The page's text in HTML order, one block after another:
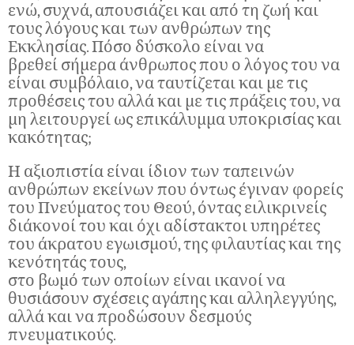
ενώ, συχνά, απουσιάζει και από τη ζωή και
τους λόγους και των ανθρώπων της
Εκκλησίας. Πόσο δύσκολο είναι να
βρεθεί σήμερα άνθρωπος που ο λόγος του να
είναι συμβόλαιο, να ταυτίζεται και με τις
προθέσεις του αλλά και με τις πράξεις του, να
μη λειτουργεί ως επικάλυμμα υποκρισίας και
κακότητας;
Η αξιοπιστία είναι ίδιον των ταπεινών
ανθρώπων εκείνων που όντως έγιναν φορείς
του Πνεύματος του Θεού, όντας ειλικρινείς
διάκονοί του και όχι αδίστακτοι υπηρέτες
του άκρατου εγωισμού, της φιλαυτίας και της
κενότητάς τους,
στο βωμό των οποίων είναι ικανοί να
θυσιάσουν σχέσεις αγάπης και αλληλεγγύης,
αλλά και να προδώσουν δεσμούς
πνευματικούς.